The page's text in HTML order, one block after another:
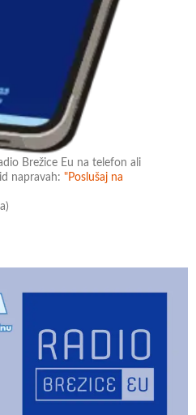
Brežice Eu na telefon ali
napravah:"Poslušaj na